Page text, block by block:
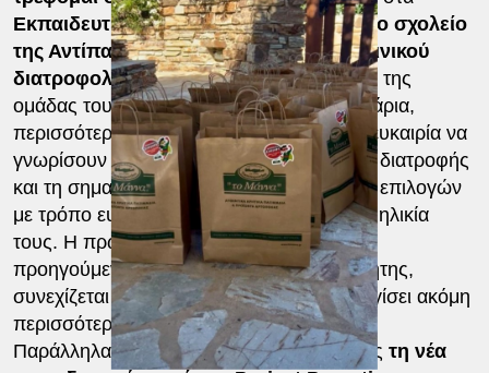
Εκπαιδευτήρια Λαμπίρηκαι στοδημόσιο σχολείο
της Αντίπαρου, με τη συμμετοχή του κλινικού
διατροφολόγου Μάνου Δημητρούληκαι της
ομάδας του. Μέσα από διαδραστικά σεμινάρια,
περισσότεροι από 500 μαθητές είχαν την ευκαιρία να
γνωρίσουν βασικές αρχές ισορροπημένης διατροφής
και τη σημασία των καθημερινών υγιεινών επιλογών
με τρόπο ευχάριστο και κατανοητό για την ηλικία
τους. Η πρωτοβουλία, που ξεκίνησε την
προηγούμενη χρονιά από σχολεία της Κρήτης,
συνεχίζεται δυναμικά με στόχο να προσεγγίσει ακόμη
περισσότερα παιδιά σε όλη την Ελλάδα.
Παράλληλα, η εταιρεία στήριξε ως χορηγός τη νέα